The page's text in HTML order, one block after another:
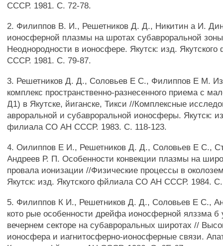
СССР. 1981. С. 72-78.
2. Филиппов В. И., Решетников Д. Д., Никитин а И.
ионосферной плазмы на шротах субавроральной
Неоднородности в ионосфере. Якутск: изд.
СССР. 1981. С. 79-87.
3. Решетников Д. Д., Соловьев Е С., Филиппов Е М.
комплекс пространственно-разнесенного приема с
Д1) в Якутске, йиганске, Тикси //Комплексные
авроральной и субавроральной ионосферы. Якутск:
филиала СО АН СССР. 1983. С. 118-123.
4. Оилиппов Е И., Решетников Д. Д., Соловьев Е С.,
Андреев Р. П. Особенности конвекции плазмы на
провала ионизации //Физические процессы в
Якутск: изд. Якутского фйлиала СО АН СССР. 1984.
5. Филиппов К И., Решетников Д. Д., Соловьев Е С.,
кото рые особенности дрейфа ионосферной ялззма б
вечернем секторе на субавроральных широтах //
ионосфера и иагнитосферно-ионосферные связи.